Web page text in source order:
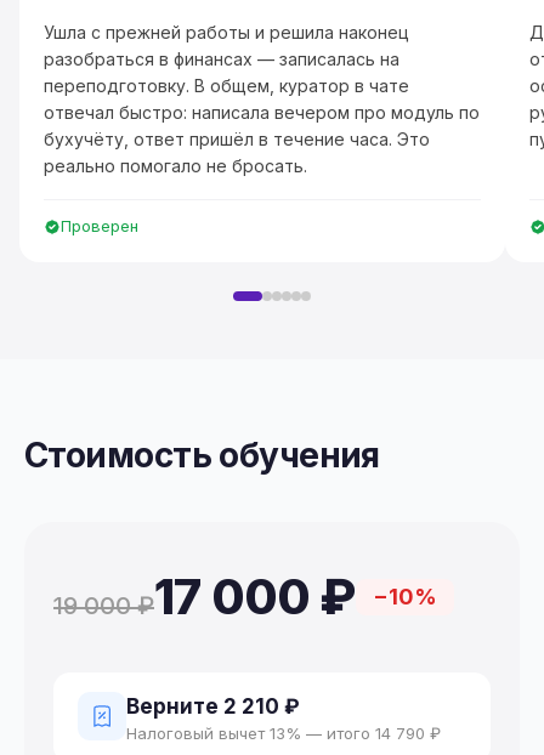
Ушла с прежней работы и решила наконец
разобраться в финансах — записалась на
переподготовку. В общем, куратор в чате
отвечал быстро: написала вечером про модуль по
бухучёту, ответ пришёл в течение часа. Это
реально помогало не бросать.
Проверен
Стоимость обучения
19 000 ₽17 000 ₽ −10%
Верните 2 210 ₽
Налоговый вычет 13% — итого 14 790 ₽